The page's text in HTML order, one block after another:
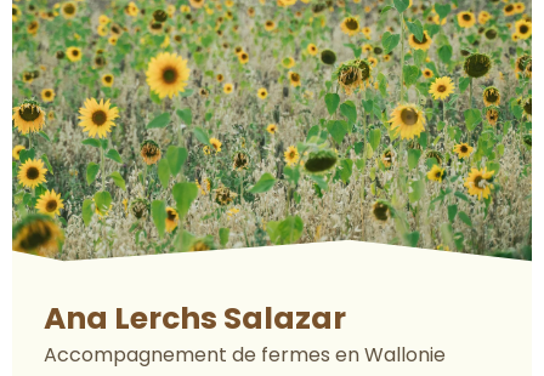
Ana Lerchs Salazar
Accompagnement de fermes en Wallonie